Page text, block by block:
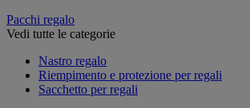
Pacchi regalo
Vedi tutte le categorie
Nastro regalo
Riempimento e protezione per regali
Sacchetto per regali